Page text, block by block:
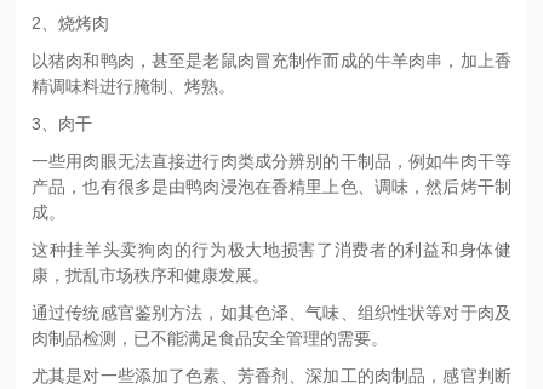
2、烧烤肉
以猪肉和鸭肉，甚至是老鼠肉冒充制作而成的牛羊肉串，加上香
精调味料进行腌制、烤熟。
3、肉干
一些用肉眼无法直接进行肉类成分辨别的干制品，例如牛肉干等
产品，也有很多是由鸭肉浸泡在香精里上色、调味，然后烤干制
成。
这种挂羊头卖狗肉的行为极大地损害了消费者的利益和身体健
康，扰乱市场秩序和健康发展。
通过传统感官鉴别方法，如其色泽、气味、组织性状等对于肉及
肉制品检测，已不能满足食品安全管理的需要。
尤其是对一些添加了色素、芳香剂、深加工的肉制品，感官判断